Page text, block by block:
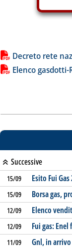
Lista allegati
Decreto rete
Elenco gasdotti-
Successive
15/09 Esito Fui
15/09 Borsa gas,
12/09 Elenco
12/09 Fui gas:
11/09 Gnl, in